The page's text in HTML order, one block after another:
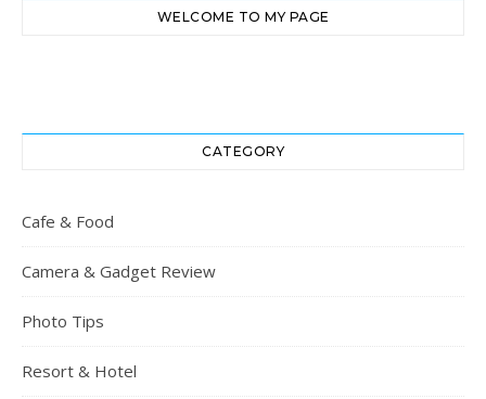
WELCOME TO MY PAGE
CATEGORY
Cafe & Food
Camera & Gadget Review
Photo Tips
Resort & Hotel